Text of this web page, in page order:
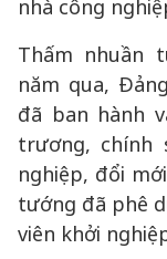
nhà công
Thấm nhuần
năm qua,
đã ban hành
trương, chính
nghiệp, đổi
tướng đã phê
viên khởi